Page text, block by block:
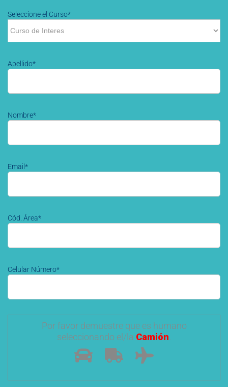
Seleccione el Curso*
Apellido*
Nombre*
Email*
Cód. Área*
Celular Número*
Por favor demuestre que es humano
seleccionando el/la Camión